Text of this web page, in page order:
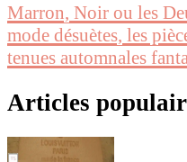
Marron, Noir ou les
mode désuètes, les
tenues automnales
Articles